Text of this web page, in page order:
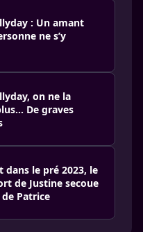
: Un amant
ne s’y
on ne la
De graves
dans le pré 2023, le
de Justine secoue
Patrice